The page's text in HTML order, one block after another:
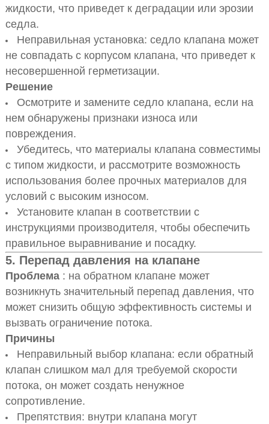
жидкости, что приведет к деградации или эрозии
седла.
Неправильная установка: седло клапана может
не совпадать с корпусом клапана, что приведет к
несовершенной герметизации.
Решение
Осмотрите и замените седло клапана, если на
нем обнаружены признаки износа или
повреждения.
Убедитесь, что материалы клапана совместимы
с типом жидкости, и рассмотрите возможность
использования более прочных материалов для
условий с высоким износом.
Установите клапан в соответствии с
инструкциями производителя, чтобы обеспечить
правильное выравнивание и посадку.
5. Перепад давления на клапане
Проблема: на обратном клапане может
возникнуть значительный перепад давления, что
может снизить общую эффективность системы и
вызвать ограничение потока.
Причины
Неправильный выбор клапана: если обратный
клапан слишком мал для требуемой скорости
потока, он может создать ненужное
сопротивление.
Препятствия: внутри клапана могут